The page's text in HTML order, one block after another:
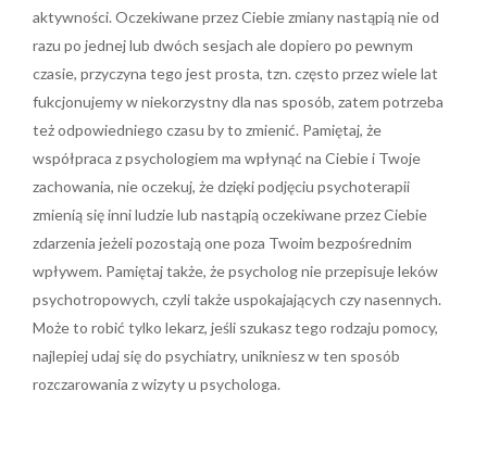
aktywności. Oczekiwane przez Ciebie zmiany nastąpią nie od
razu po jednej lub dwóch sesjach ale dopiero po pewnym
czasie, przyczyna tego jest prosta, tzn. często przez wiele lat
fukcjonujemy w niekorzystny dla nas sposób, zatem potrzeba
też odpowiedniego czasu by to zmienić. Pamiętaj, że
współpraca z psychologiem ma wpłynąć na Ciebie i Twoje
zachowania, nie oczekuj, że dzięki podjęciu psychoterapii
zmienią się inni ludzie lub nastąpią oczekiwane przez Ciebie
zdarzenia jeżeli pozostają one poza Twoim bezpośrednim
wpływem. Pamiętaj także, że psycholog nie przepisuje leków
psychotropowych, czyli także uspokajających czy nasennych.
Może to robić tylko lekarz, jeśli szukasz tego rodzaju pomocy,
najlepiej udaj się do psychiatry, unikniesz w ten sposób
rozczarowania z wizyty u psychologa.